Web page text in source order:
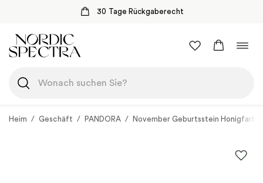
30 Tage Rückgaberecht
Inhalt
springen
Heim / Geschäft / PANDORA / November Geburtsstein